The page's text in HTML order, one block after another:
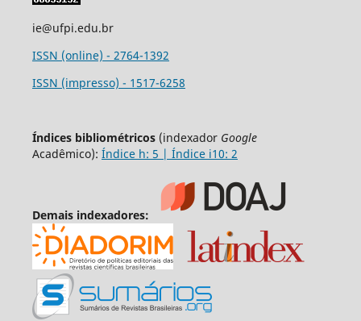
ie@ufpi.edu.br
ISSN (online) - 2764-1392
ISSN (impresso) - 1517-6258
Índices bibliométricos (indexador Google
Acadêmico): Índice h: 5 | Índice i10: 2
Demais indexadores: